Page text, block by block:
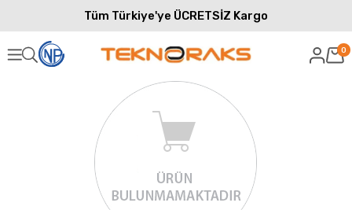
Tüm Türkiye'ye ÜCRETSİZ Kargo
0